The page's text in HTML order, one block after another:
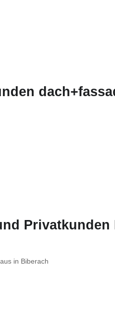
in Biberach